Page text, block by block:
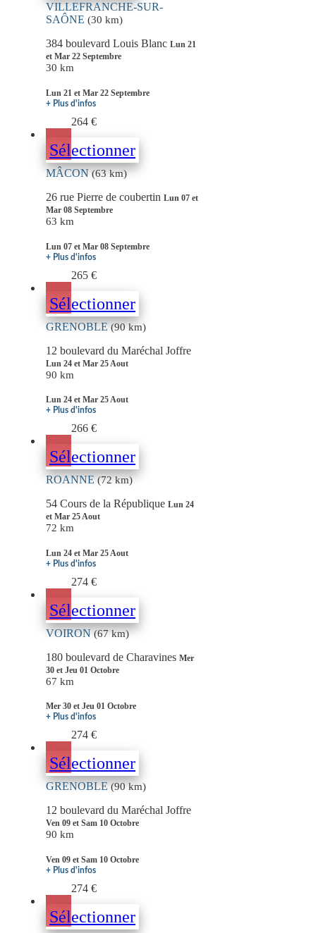
VILLEFRANCHE-SUR-
SAÔNE (30 km)
384 boulevard Louis Blanc Lun 21
et Mar 22 Septembre
30 km
Lun 21 et Mar 22 Septembre
+ Plus d'infos
264 €
Sélectionner
MÂCON(63 km)
26 rue Pierre de coubertin Lun 07 et
Mar 08 Septembre
63 km
Lun 07 et Mar 08 Septembre
+ Plus d'infos
265 €
Sélectionner
GRENOBLE(90 km)
12 boulevard du Maréchal Joffre
Lun 24 et Mar 25 Aout
90 km
Lun 24 et Mar 25 Aout
+ Plus d'infos
266 €
Sélectionner
ROANNE(72 km)
54 Cours de la République Lun 24
et Mar 25 Aout
72 km
Lun 24 et Mar 25 Aout
+ Plus d'infos
274 €
Sélectionner
VOIRON(67 km)
180 boulevard de Charavines Mer
30 et Jeu 01 Octobre
67 km
Mer 30 et Jeu 01 Octobre
+ Plus d'infos
274 €
Sélectionner
GRENOBLE(90 km)
12 boulevard du Maréchal Joffre
Ven 09 et Sam 10 Octobre
90 km
Ven 09 et Sam 10 Octobre
+ Plus d'infos
274 €
Sélectionner